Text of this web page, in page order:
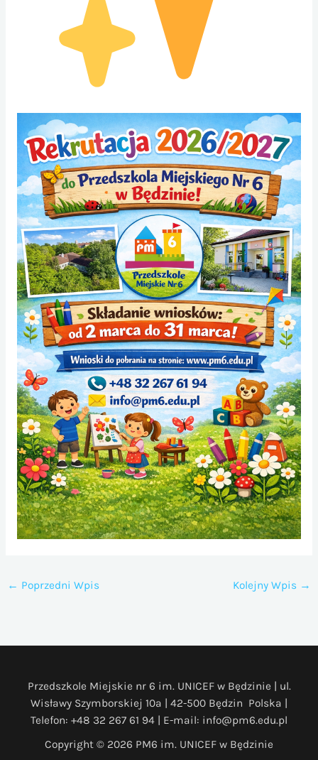
← Poprzedni Wpis Kolejny Wpis →
Przedszkole Miejskie nr 6 im. UNICEF w Będzinie | ul.
Wisławy Szymborskiej 10a | 42-500 Będzin Polska |
Telefon: +48 32 267 61 94 | E-mail: info@pm6.edu.pl
Copyright © 2026 PM6 im. UNICEF w Będzinie